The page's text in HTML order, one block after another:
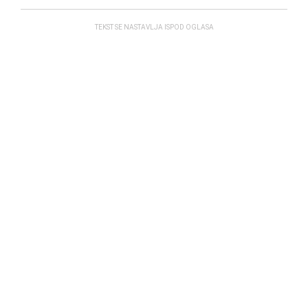
TEKST SE NASTAVLJA ISPOD OGLASA